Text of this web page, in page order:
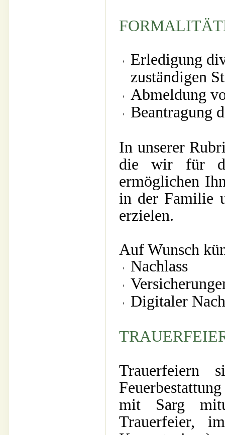
Erledigung
zuständigen
Abmeldung
Beantragung
In unserer
die wir für
ermöglichen
in der Familie
erzielen.
Auf Wunsch
Nachlass
Digitaler
mit Sarg
Trauerfeier,